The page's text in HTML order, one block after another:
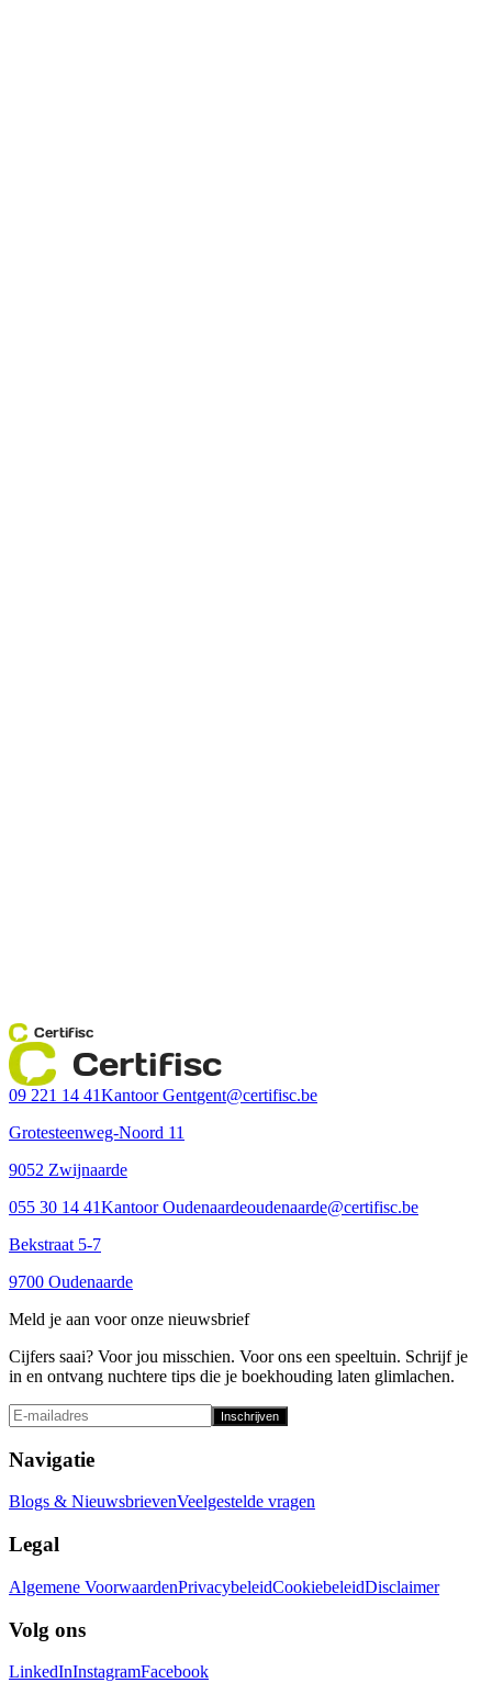
Certifisc
Certifisc
09 221 14 41Kantoor Gentgent@certifisc.be
Grotesteenweg-Noord 11
9052 Zwijnaarde
055 30 14 41Kantoor Oudenaardeoudenaarde@certifisc.be
Bekstraat 5-7
9700 Oudenaarde
Meld je aan voor onze nieuwsbrief
Cijfers saai? Voor jou misschien. Voor ons een speeltuin. Schrijf je
in en ontvang nuchtere tips die je boekhouding laten glimlachen.
Inschrijven
Navigatie
Blogs & NieuwsbrievenVeelgestelde vragen
Legal
Algemene VoorwaardenPrivacybeleidCookiebeleidDisclaimer
Volg ons
LinkedInInstagramFacebook